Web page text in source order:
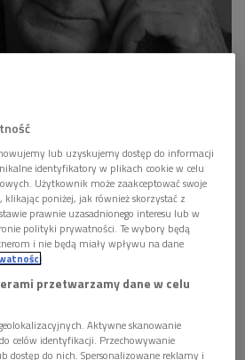
polskim pisarzem, dwukrotnym zdobywcą
miejscowość pod Sandomierzem
– z niej czerpał i do niej wracał w
życie.
i piętrowa. Ale idąc przez nią,
Te przygarbione chałupy
przed domami, tych ludzi tam
to nawet nie jest to, że ta ławka, ta
wyryte w mojej duszy. To jest
tej chałupy i tego drzewa
lub uzyskujemy dostęp do informacji
identyfikatory w plikach cookie w celu
Użytkownik może zaakceptować swoje
poniżej, jak również skorzystać z
prawnie uzasadnionego interesu lub w
polityki prywatności. Te wybory będą
i nie będą miały wpływu na dane
przetwarzamy dane w celu
Aktywne skanowanie
celów identyfikacji. Przechowywanie
dostęp do nich. Spersonalizowane reklamy i